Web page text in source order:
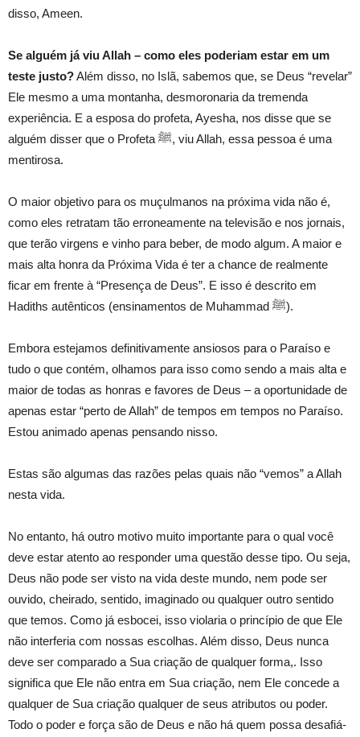
disso, Ameen.
Se alguém já viu Allah – como eles poderiam estar em um
teste justo?Além disso, no Islã, sabemos que, se Deus “revelar”
Ele mesmo a uma montanha, desmoronaria da tremenda
experiência. E a esposa do profeta, Ayesha, nos disse que se
alguém disser que o Profeta ﷺ, viu Allah, essa pessoa é uma
mentirosa.
O maior objetivo para os muçulmanos na próxima vida não é,
como eles retratam tão erroneamente na televisão e nos jornais,
que terão virgens e vinho para beber, de modo algum. A maior e
mais alta honra da Próxima Vida é ter a chance de realmente
ficar em frente à “Presença de Deus”. E isso é descrito em
Hadiths autênticos (ensinamentos de Muhammad ﷺ).
Embora estejamos definitivamente ansiosos para o Paraíso e
tudo o que contém, olhamos para isso como sendo a mais alta e
maior de todas as honras e favores de Deus – a oportunidade de
apenas estar “perto de Allah” de tempos em tempos no Paraíso.
Estou animado apenas pensando nisso.
Estas são algumas das razões pelas quais não “vemos” a Allah
nesta vida.
No entanto, há outro motivo muito importante para o qual você
deve estar atento ao responder uma questão desse tipo. Ou seja,
Deus não pode ser visto na vida deste mundo, nem pode ser
ouvido, cheirado, sentido, imaginado ou qualquer outro sentido
que temos. Como já esbocei, isso violaria o princípio de que Ele
não interferia com nossas escolhas. Além disso, Deus nunca
deve ser comparado a Sua criação de qualquer forma,. Isso
significa que Ele não entra em Sua criação, nem Ele concede a
qualquer de Sua criação qualquer de seus atributos ou poder.
Todo o poder e força são de Deus e não há quem possa desafiá-